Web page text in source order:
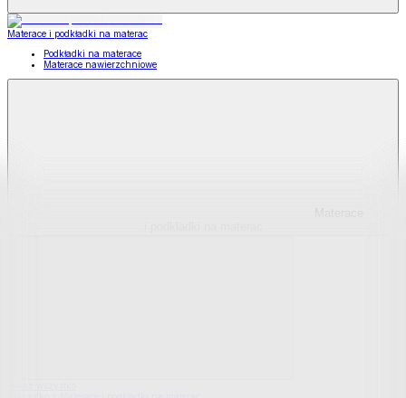
Materace i podkładki na materac
Podkładki na materace
Materace nawierzchniowe